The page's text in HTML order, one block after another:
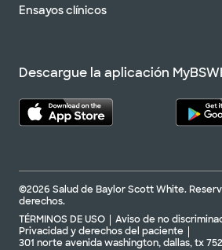
Ensayos clínicos
Descargue la aplicación
©2026 Salud de Baylor Scott White.
derechos.
TÉRMINOS DE USO
Aviso de no
Privacidad y derechos del paciente
301 norte avenida washington, dallas, tx